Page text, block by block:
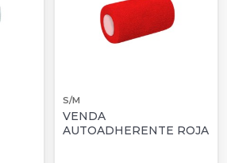
S/M
VENDA
AUTOADHERENTE ROJA